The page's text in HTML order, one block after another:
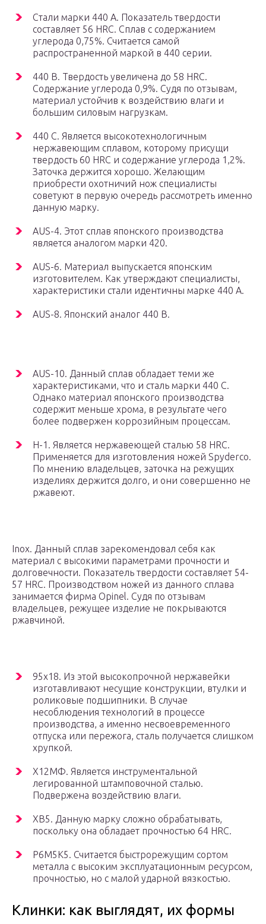
Стали марки 440 А. Показатель твердости
составляет 56 HRC. Сплав с содержанием
углерода 0,75%. Считается самой
распространенной маркой в 440 серии.
440 В. Твердость увеличена до 58 HRC.
Содержание углерода 0,9%. Судя по отзывам,
материал устойчив к воздействию влаги и
большим силовым нагрузкам.
440 С. Является высокотехнологичным
нержавеющим сплавом, которому присущи
твердость 60 HRC и содержание углерода 1,2%.
Заточка держится хорошо. Желающим
приобрести охотничий нож специалисты
советуют в первую очередь рассмотреть именно
данную марку.
AUS-4. Этот сплав японского производства
является аналогом марки 420.
AUS-6. Материал выпускается японским
изготовителем. Как утверждают специалисты,
характеристики стали идентичны марке 440 А.
AUS-8. Японский аналог 440 В.
AUS-10. Данный сплав обладает теми же
характеристиками, что и сталь марки 440 С.
Однако материал японского производства
содержит меньше хрома, в результате чего
более подвержен коррозийным процессам.
Н-1. Является нержавеющей сталью 58 HRC.
Применяется для изготовления ножей Spyderco.
По мнению владельцев, заточка на режущих
изделиях держится долго, и они совершенно не
ржавеют.
Inox. Данный сплав зарекомендовал себя как
материал с высокими параметрами прочности и
долговечности. Показатель твердости составляет 54-
57 HRC. Производством ножей из данного сплава
занимается фирма Opinel. Судя по отзывам
владельцев, режущее изделие не покрываются
ржавчиной.
95х18. Из этой высокопрочной нержавейки
изготавливают несущие конструкции, втулки и
роликовые подшипники. В случае
несоблюдения технологий в процессе
производства, а именно несвоевременного
отпуска или пережога, сталь получается слишком
хрупкой.
Х12МФ. Является инструментальной
легированной штамповочной сталью.
Подвержена воздействию влаги.
ХВ5. Данную марку сложно обрабатывать,
поскольку она обладает прочностью 64 HRC.
Р6М5К5. Считается быстрорежущим сортом
металла с высоким эксплуатационным ресурсом,
прочностью, но с малой ударной вязкостью.
Клинки: как выглядят, их формы